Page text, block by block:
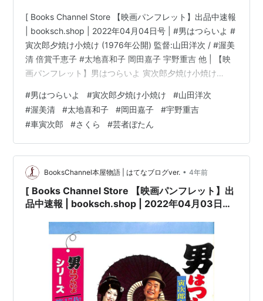
[ Books Channel Store 【映画パンフレット】出品中速報
| booksch.shop | 2022年04月04日号 | #男はつらいよ #
寅次郎夕焼け小焼け (1976年公開) 監督:山田洋次 / #渥美
清 倍賞千恵子 #太地喜和子 岡田嘉子 宇野重吉 他 | 【映
画パンフレット】男はつらいよ 寅次郎夕焼け小焼け
和子 岡田嘉子 宇野重吉コンディション:※中古「良い」コ
ンディション説明文:[※古書][※良い]出品。[※1976年発行]
[※経年に準じた焼け有][※表紙に多少のスレ有][※経年の割
には良好な状態を…
#男はつらいよ #寅次郎夕焼け小焼け #山田洋次
#渥美清 #太地喜和子 #岡田嘉子 #宇野重吉
#車寅次郎 #さくら #芸者ぼたん
BooksChannel本屋物語 | はてなブログver. • 4年前
[ Books Channel Store 【映画パンフレット】出
品中速報 | booksch.shop | 2022年04月03日号
開) 監督:山田洋次 / #渥美清 倍賞千恵子 #太地喜
和子 岡田嘉子 宇野重吉 他 |